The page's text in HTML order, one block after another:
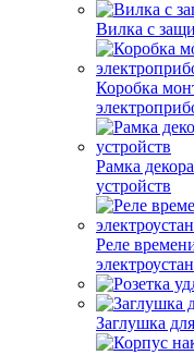
Вилка с
Коробка
Рамка
устройств
Реле
Заглушка